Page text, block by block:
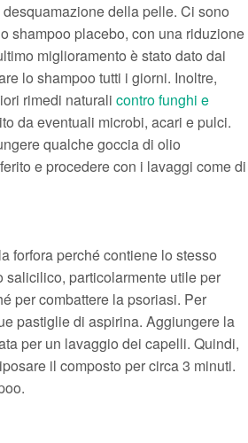
della pelle. Ci sono
shampoo placebo, con una riduzione
miglioramento è stato dato dai
lo shampoo tutti i giorni. Inoltre,
rimedi naturali contro funghi e
da eventuali microbi, acari e pulci.
qualche goccia di olio
e procedere con i lavaggi come di
forfora perché contiene lo stesso
particolarmente utile per
per combattere la psoriasi. Per
pastiglie di aspirina. Aggiungere la
per un lavaggio dei capelli. Quindi,
il composto per circa 3 minuti.